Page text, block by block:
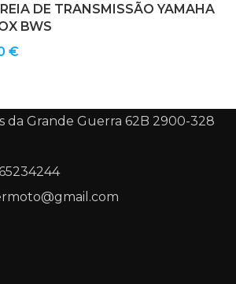
DE TRANSMISSÃO YAMAHA
BWS
€
da Grande Guerra 62B 2900-328